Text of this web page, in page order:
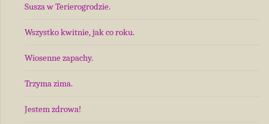
Susza w Terierogrodzie.
Wszystko kwitnie, jak co roku.
Wiosenne zapachy.
Trzyma zima.
Jestem zdrowa!